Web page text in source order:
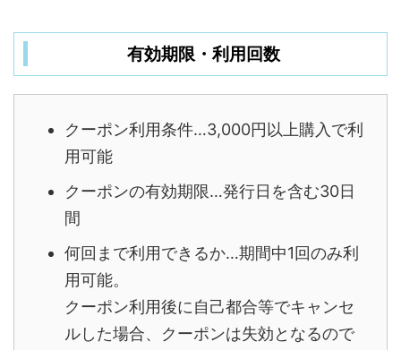
有効期限・利用回数
クーポン利用条件…3,000円以上購入で利
用可能
クーポンの有効期限…発行日を含む30日
間
何回まで利用できるか…期間中1回のみ利
用可能。
クーポン利用後に自己都合等でキャンセ
ルした場合、クーポンは失効となるので